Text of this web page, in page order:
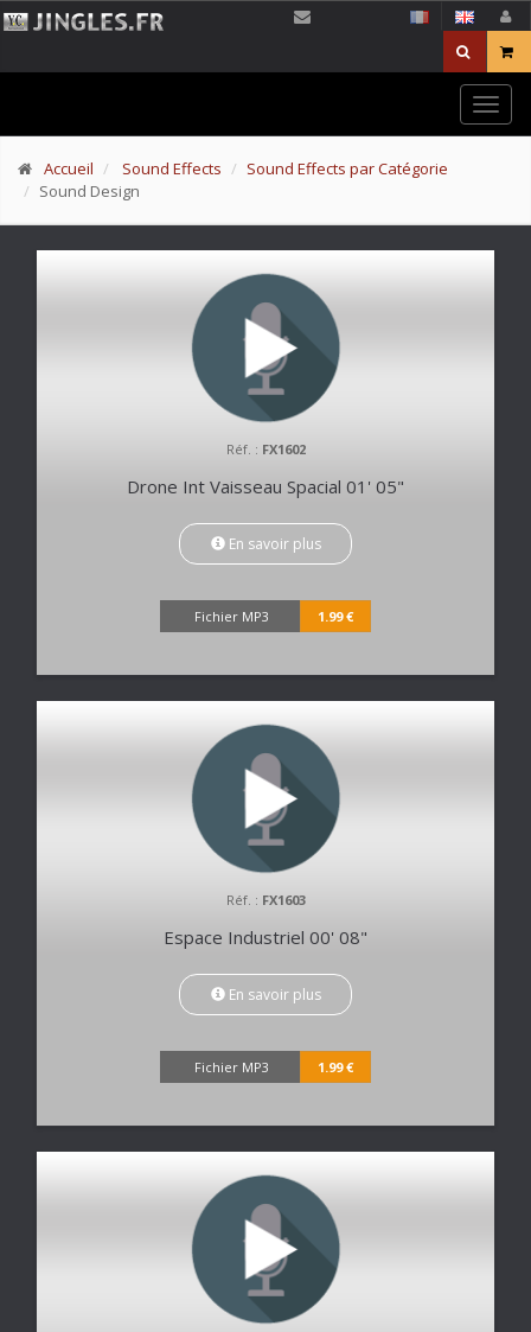
Accueil Sound Effects
Sound Effects par Catégorie
Sound Design
Réf. : FX1602
Drone Int Vaisseau Spacial 01' 05"
En savoir plus
Fichier MP3 1.99 €
Réf. : FX1603
Espace Industriel 00' 08"
En savoir plus
Fichier MP3 1.99 €